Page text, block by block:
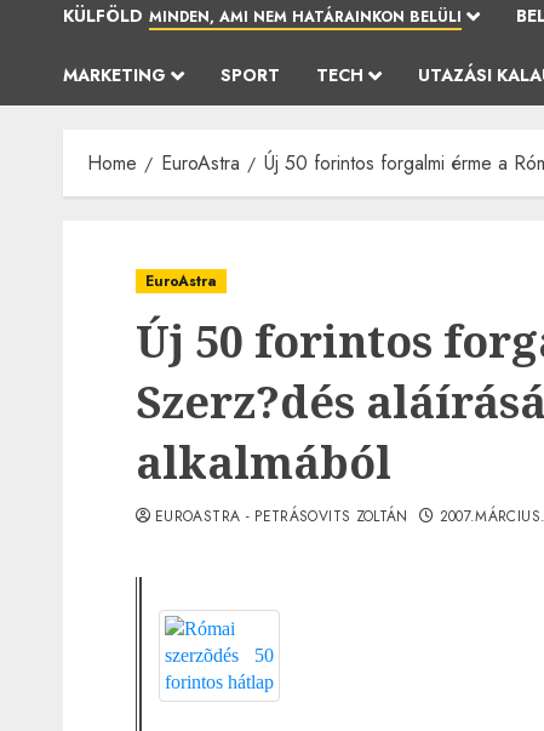
KÜLFÖLD MINDEN, AMI NEM HATÁRAINKON BELÜLI
MARKETING SPORT TECH UTAZÁSI
Home EuroAstra Új 50 forintos forgalmi érme a
EuroAstra
Új 50 forintos
Szerz?dés
alkalmából
EUROASTRA - PETRÁSOVITS ZOLTÁN